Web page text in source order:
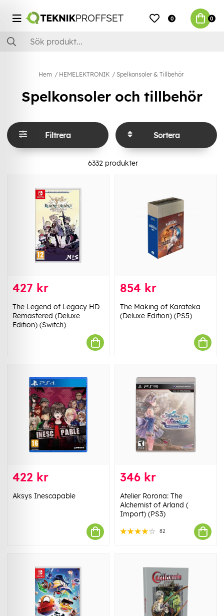
0 0
Hem HEMELEKTRONIK Spelkonsoler & Tillbehör
Spelkonsoler och tillbehör
Filtrera Sortera
6332 produkter
427 kr
The Legend of Legacy HD
Remastered (Deluxe
Edition) (Switch)
854 kr
The Making of Karateka
(Deluxe Edition) (PS5)
422 kr
Aksys Inescapable
346 kr
Atelier Rorona: The
Alchemist of Arland (
Import) (PS3)
82